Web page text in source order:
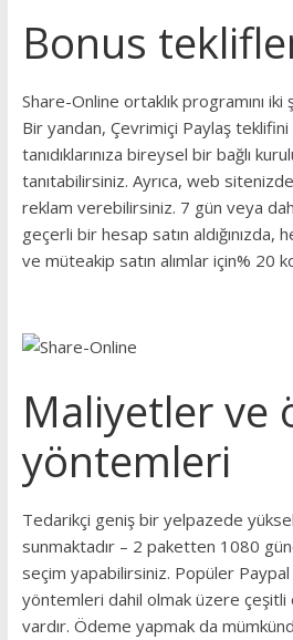
Bonus
Share-Online ortaklık programını
Bir yandan, Çevrimiçi Paylaş teklifini
tanıdıklarınıza bireysel bir bağlı
tanıtabilirsiniz. Ayrıca, web
reklam verebilirsiniz. 7 gün veya
geçerli bir hesap satın aldığınızda,
ve müteakip satın alımlar için% 20
Maliyetler ve
yöntemleri
Tedarikçi geniş bir yelpazede
sunmaktadır – 2 paketten 1080
seçim yapabilirsiniz. Popüler
yöntemleri dahil olmak üzere
vardır. Ödeme yapmak da